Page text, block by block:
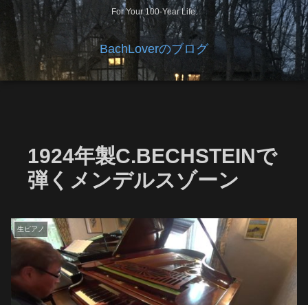
For Your 100-Year Life.
BachLoverのブログ
1924年製C.BECHSTEINで
弾くメンデルスゾーン
生ピアノ